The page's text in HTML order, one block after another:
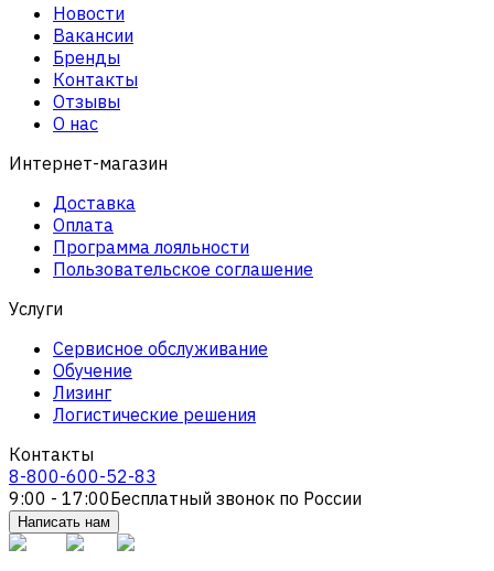
Новости
Вакансии
Бренды
Контакты
Отзывы
О нас
Интернет-магазин
Доставка
Оплата
Программа лояльности
Пользовательское соглашение
Услуги
Сервисное обслуживание
Обучение
Лизинг
Логистические решения
Контакты
8-800-600-52-83
9:00 - 17:00Бесплатный звонок по России
Написать нам